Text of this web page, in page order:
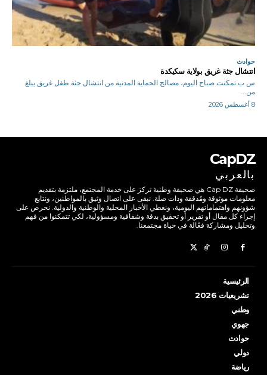
حوادث
انتشال جثة غريق بولاية سكيكدة
س ب تمكنت صباح اليوم، مصالح الحماية المدنية من انتشال جثة طفل غريق يبلغ
من...
8 أغسطس 2026
CapDZ
بالعربي
صحيفة Cap DZ هي صحيفة وطنية تركز على خدمة المجتمع، ملتزمة بتقديم
معلومات موثوقة ومُدققة وذات صلة. نبقى على اتصال وثيق بالمواطنين، ونتابع
شؤونهم واهتماماتهم اليومية، ونغطي الأخبار المحلية والوطنية والدولية. نحرص على
إجراء كل مقال أو تقرير أو تحقيق بدقة وشفافية ومسؤولية، لكي تتمكنوا من فهم
وتحليل ومشاركة فعّالة في حياة مجتمعنا.
الرئيسية
تشريعيات 2026
وطني
جهوي
حوادث
دولي
رياضة